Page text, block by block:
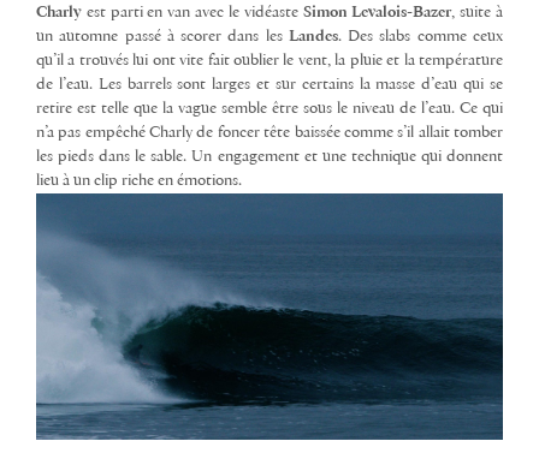
Charly est parti en van avec le vidéaste Simon Levalois-Bazer, suite à
un automne passé à scorer dans les Landes. Des slabs comme ceux
qu’il a trouvés lui ont vite fait oublier le vent, la pluie et la température
de l’eau. Les barrels sont larges et sur certains la masse d’eau qui se
retire est telle que la vague semble être sous le niveau de l’eau. Ce qui
n’a pas empêché Charly de foncer tête baissée comme s’il allait tomber
les pieds dans le sable. Un engagement et une technique qui donnent
lieu à un clip riche en émotions.